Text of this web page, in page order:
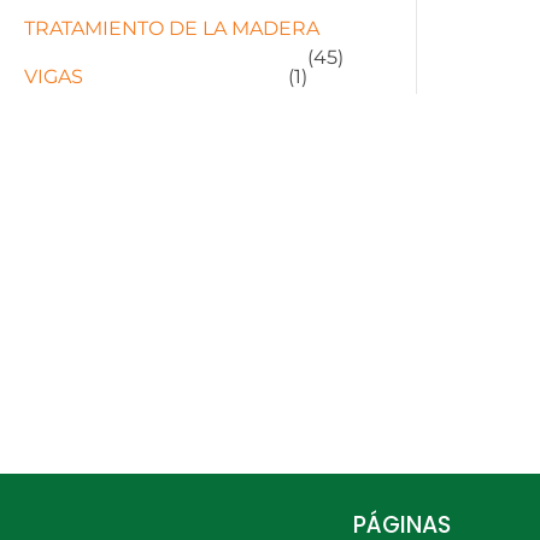
TRATAMIENTO DE LA MADERA
(45)
VIGAS
(1)
PÁGINAS